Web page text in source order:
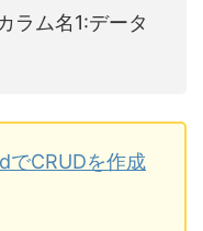
ラム名1:データ
でCRUDを作成